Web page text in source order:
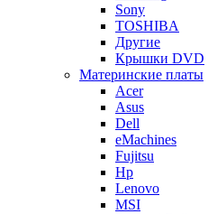
Sony
TOSHIBA
Другие
Крышки DVD
Материнские платы
Acer
Asus
Dell
eMachines
Fujitsu
Hp
Lenovo
MSI